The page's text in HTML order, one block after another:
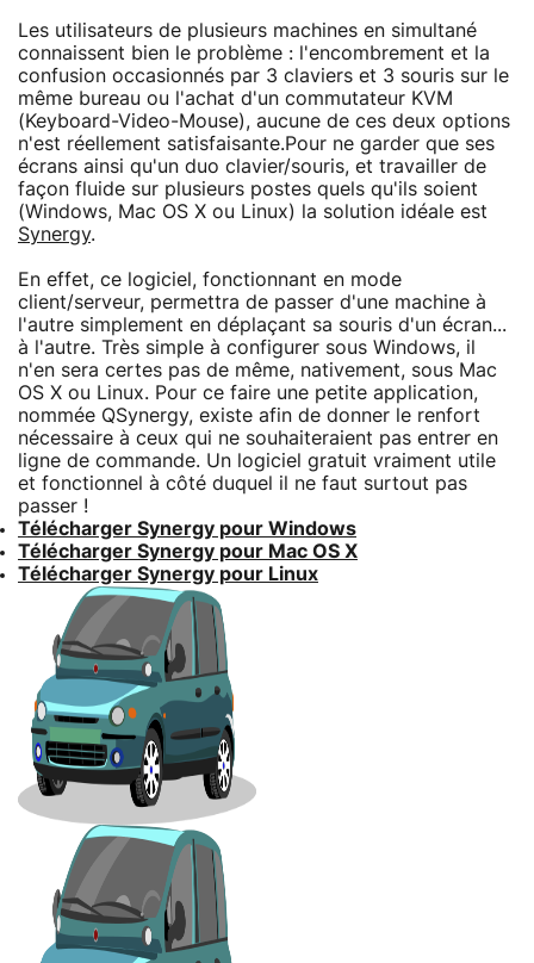
Les utilisateurs de plusieurs machines en simultané
connaissent bien le problème : l'encombrement et la
confusion occasionnés par 3 claviers et 3 souris sur le
même bureau ou l'achat d'un commutateur KVM
(Keyboard-Video-Mouse), aucune de ces deux options
n'est réellement satisfaisante.Pour ne garder que ses
écrans ainsi qu'un duo clavier/souris, et travailler de
façon fluide sur plusieurs postes quels qu'ils soient
(Windows, Mac OS X ou Linux) la solution idéale est
Synergy.
En effet, ce logiciel, fonctionnant en mode
client/serveur, permettra de passer d'une machine à
l'autre simplement en déplaçant sa souris d'un écran...
à l'autre. Très simple à configurer sous Windows, il
n'en sera certes pas de même, nativement, sous Mac
OS X ou Linux. Pour ce faire une petite application,
nommée QSynergy, existe afin de donner le renfort
nécessaire à ceux qui ne souhaiteraient pas entrer en
ligne de commande. Un logiciel gratuit vraiment utile
et fonctionnel à côté duquel il ne faut surtout pas
passer !
Télécharger Synergy pour Windows
Télécharger Synergy pour Mac OS X
Télécharger Synergy pour Linux